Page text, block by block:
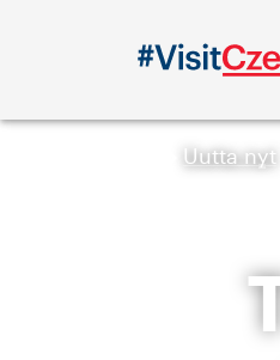
Uutta nyt